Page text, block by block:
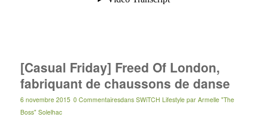
[Casual Friday] Freed Of London,
fabriquant de chaussons de danse
6 novembre 2015 0 Commentairesdans SWiTCH Lifestyle par Armelle "The
Boss" Solelhac